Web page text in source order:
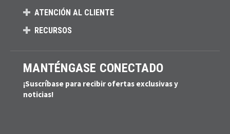
ATENCIÓN AL CLIENTE
RECURSOS
MANTÉNGASE CONECTADO
¡Suscríbase para recibir ofertas exclusivas y
noticias!